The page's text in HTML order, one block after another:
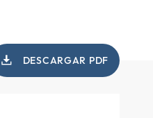
DESCARGAR PDF